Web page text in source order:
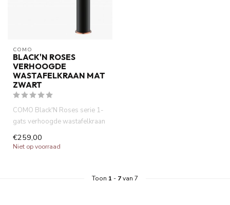
COMO
BLACK'N ROSES
VERHOOGDE
WASTAFELKRAAN MAT
ZWART
COMO Black'N Roses serie 1-
gats verhoogde wastafelkraan
mat zwart-geborsteld kop...
€259,00
Niet op voorraad
Toon 1 - 7van 7